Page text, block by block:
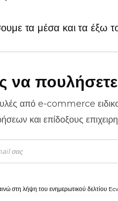
τα μέσα και τα έξω
να πουλήσετε
από e-commerce
και επίδοξους
στη λήψη του ενημερωτικού δελτίου